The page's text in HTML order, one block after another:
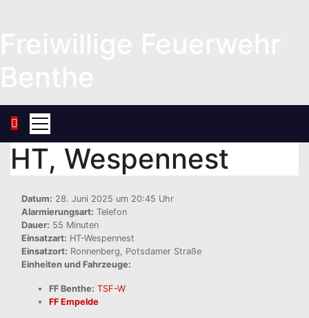
HT, Wespennest
Datum: 28. Juni 2025 um 20:45 Uhr
Alarmierungsart: Telefon
Dauer: 55 Minuten
Einsatzart: HT-Wespennest
Einsatzort: Ronnenberg, Potsdamer Straße
Einheiten und Fahrzeuge:
FF Benthe: TSF-W
FF Empelde